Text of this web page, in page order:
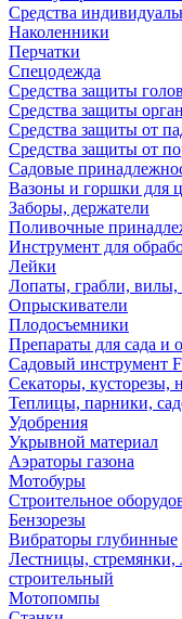
Средства
Наколенники
Перчатки
Спецодежда
Средства защиты
Средства защиты
Средства защиты от
Средства защиты от
Садовые
Вазоны и горшки для
Заборы, держатели
Поливочные
Инструмент для
Лейки
Лопаты, грабли, вилы,
Опрыскиватели
Плодосъемники
Препараты для сада и
Садовый инструмент
Секаторы,
Теплицы, парники,
Удобрения
Укрывной материал
Аэраторы газона
Мотобуры
Строительное
Бензорезы
Вибраторы глубинные
Лестницы, стремянки,
строительный
Мотопомпы